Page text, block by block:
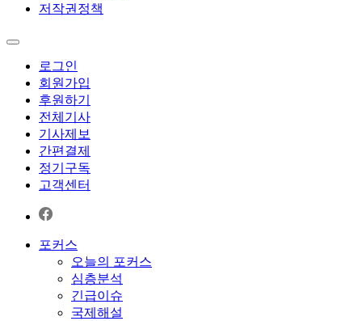
저작권정책
로그인
회원가입
후원하기
전체기사
기사제보
간편결제
정기구독
고객센터
포커스
오늘의 포커스
심층분석
긴급이슈
국제해설